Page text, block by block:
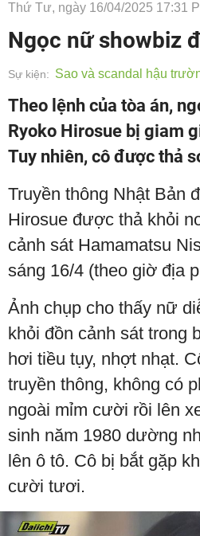
Thứ Tư, ngày 16/04/2025 17:31
Ngọc nữ showbiz
Sự kiện: Sao và scandal hậu
Theo lệnh của tòa án,
Ryoko Hirosue bị giam
Tuy nhiên, cô được thả
Truyền thông Nhật Bản
Hirosue được thả khỏi
cảnh sát Hamamatsu
sáng 16/4 (theo giờ địa
Ảnh chụp cho thấy nữ
khỏi đồn cảnh sát trong
hơi tiều tụy, nhợt nhạt.
truyền thông, không có
ngoài mỉm cười rồi lên
sinh năm 1980 dường
lên ô tô. Cô bị bắt gặp
cười tươi.